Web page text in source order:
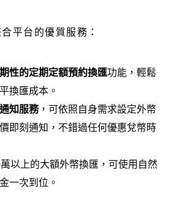
平台的優質服務：
性的定期定額預約換匯功能，輕鬆
換匯成本。
知服務，可依照自身需求設定外幣
即刻通知，不錯過任何優惠兌幣時
以上的大額外幣換匯，可使用自然
一次到位。